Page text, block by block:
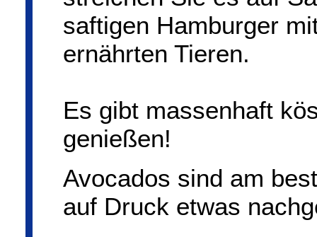
saftigen Hamburger
ernährten Tieren.
Es gibt massenhaft
genießen!
Avocados sind am
auf Druck etwas